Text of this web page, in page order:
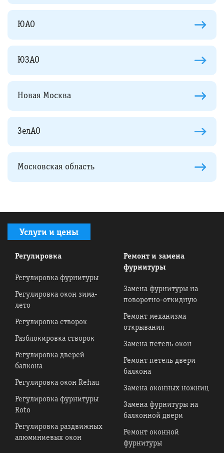
ЮАО
ЮЗАО
Новая Москва
ЗелАО
Московская область
Регулировка
Регулировка фурнитуры
Регулировка окон зима-
лето
Регулировка створок
Разблокировка створок
Регулировка дверей
балкона
Регулировка окон Rehau
Регулировка фурнитуры
Roto
Регулировка раздвижных
алюминиевых окон
Ремонт и замена
фурнитуры
Замена фурнитуры на
поворотно-откидную
Ремонт механизма
открывания
Замена петель окон
Ремонт петель двери
балкона
Замена оконных ножниц
Замена фурнитуры на
балконной двери
Ремонт оконной
фурнитуры
Услуги и цены